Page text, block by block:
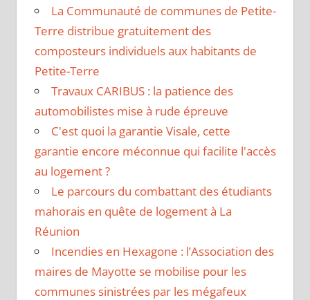
La Communauté de communes de Petite-
Terre distribue gratuitement des
composteurs individuels aux habitants de
Petite-Terre
Travaux CARIBUS : la patience des
automobilistes mise à rude épreuve
C'est quoi la garantie Visale, cette
garantie encore méconnue qui facilite l'accès
au logement ?
Le parcours du combattant des étudiants
mahorais en quête de logement à La
Réunion
Incendies en Hexagone : l’Association des
maires de Mayotte se mobilise pour les
communes sinistrées par les mégafeux